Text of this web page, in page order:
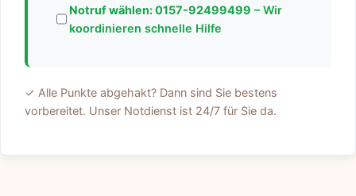
Notruf wählen:0157-92499499 – Wir
koordinieren schnelle Hilfe
✓ Alle Punkte abgehakt? Dann sind Sie bestens
vorbereitet. Unser Notdienst ist 24/7 für Sie da.